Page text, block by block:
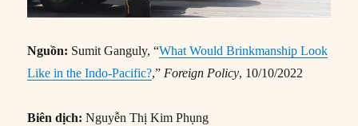
Nguồn: Sumit Ganguly, “What Would Brinkmanship Look
Like in the Indo-Pacific?,”Foreign Policy, 10/10/2022
Biên dịch: Nguyễn Thị Kim Phụng